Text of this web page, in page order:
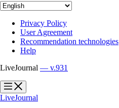
Privacy Policy
User Agreement
Recommendation technologies
Help
LiveJournal — v.931
?
?
LiveJournal